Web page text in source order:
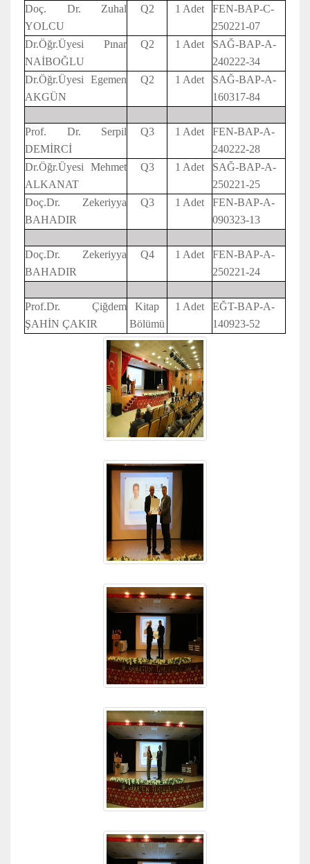
Doç. Dr. Zuhal
YOLCU
Q2 1 Adet
FEN-BAP-C-
250221-07
Dr.Öğr.Üyesi Pınar
NAİBOĞLU
Q2 1 Adet
SAĞ-BAP-A-
240222-34
Dr.Öğr.Üyesi Egemen
AKGÜN
Q2 1 Adet
SAĞ-BAP-A-
160317-84
Prof. Dr. Serpil
DEMİRCİ
Q3 1 Adet
FEN-BAP-A-
240222-28
Dr.Öğr.Üyesi Mehmet
ALKANAT
Q3 1 Adet
SAĞ-BAP-A-
250221-25
Doç.Dr. Zekeriyya
BAHADIR
Q3 1 Adet
FEN-BAP-A-
090323-13
Doç.Dr. Zekeriyya
BAHADIR
Q4 1 Adet
FEN-BAP-A-
250221-24
Prof.Dr. Çiğdem
ŞAHİN ÇAKIR
Kitap
Bölümü
1 Adet
EĞT-BAP-A-
140923-52